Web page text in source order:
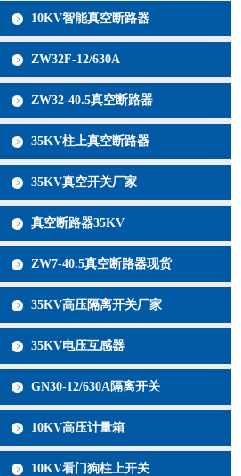
10KV智能真空断路器
ZW32F-12/630A
ZW32-40.5真空断路器
35KV柱上真空断路器
35KV真空开关厂家
真空断路器35KV
ZW7-40.5真空断路器现货
35KV高压隔离开关厂家
35KV电压互感器
GN30-12/630A隔离开关
10KV高压计量箱
10KV看门狗柱上开关